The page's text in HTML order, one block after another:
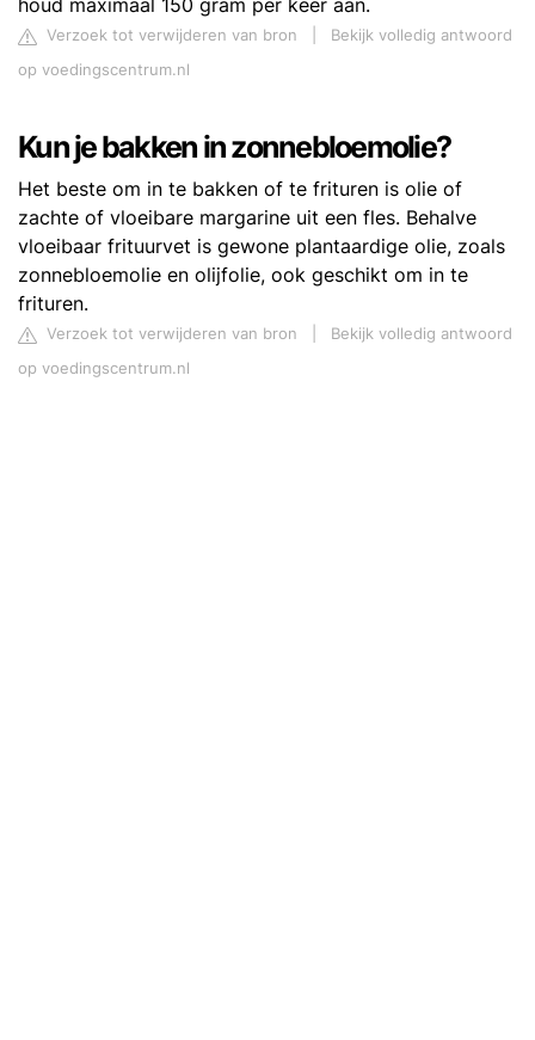
houd maximaal 150 gram per keer aan.
Verzoek tot verwijderen van bron
Bekijk volledig antwoord
op voedingscentrum.nl
Kun je bakken in zonnebloemolie?
Het beste om in te bakken of te frituren is olie of
zachte of vloeibare margarine uit een fles. Behalve
vloeibaar frituurvet is gewone plantaardige olie, zoals
zonnebloemolie en olijfolie, ook geschikt om in te
frituren.
Verzoek tot verwijderen van bron
Bekijk volledig antwoord
op voedingscentrum.nl